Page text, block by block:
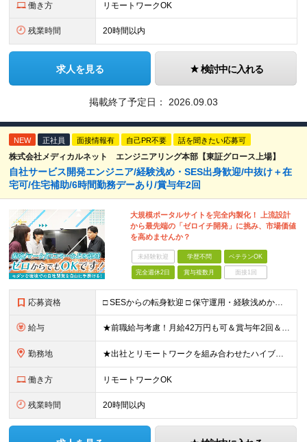
働き方 リモートワークOK
残業時間 20時間以内
求人を見る 検討中に入れる
掲載終了予定日： 2026.09.03
NEW 正社員 面接情報有 自己PR不要 話を聞きたい応募可
株式会社メディカルネット エンジニアリング本部【東証グロース上場】
自社サービス開発エンジニア/経験浅め・SES出身歓迎/中抜け＋在
宅可/住宅補助/6時間勤務デーあり/賞与年2回
大規模ポータルサイトを完全内製化！ 上流設計
から最先端の「ゼロイチ開発」に挑み、市場価値
を高めませんか？
未経験歓迎 学歴不問 ベテランOK
完全週休2日 賞与複数月 面接1回
応募資格 □ SESからの転身歓迎 □ 保守運用・経験浅めからのチャレンジ歓迎 ■ 学歴不問 ■ 何らかのシステム開発経験をお持ちの方（言語・年数不問） ＜当社で経験できること＞ ・企画、要件定義、設計、実装
給与 ★前職給与考慮！月給42万円も可＆賞与年2回＆昇給随時！★ ■月給29万円～42万円＋賞与年2回＋交通費 ※前職の給与やスキルを考慮し決定します ※固定残業代（月45時間分／7万7,000円～11万
勤務地 ★出社とリモートワークを組み合わせたハイブリッド勤務！ ★幡ヶ谷駅から徒歩1分！ 【本社】 東京都渋谷区幡ヶ谷1-34-14 宝ビル3F ※(変更の範囲)上記を除く当社関連勤務地
働き方 リモートワークOK
残業時間 20時間以内